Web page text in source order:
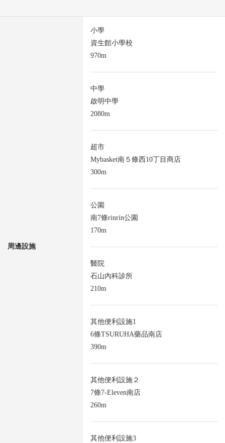
周邊設施
小學
資生館小學校
970m
中學
啟明中學
2080m
超市
Mybasket南５條西10丁目商店
300m
公園
南7條rinrin公園
170m
醫院
石山內科診所
210m
其他便利設施1
6條TSURUHA藥品南店
390m
其他便利設施２
7條7-Eleven南店
260m
其他便利設施3